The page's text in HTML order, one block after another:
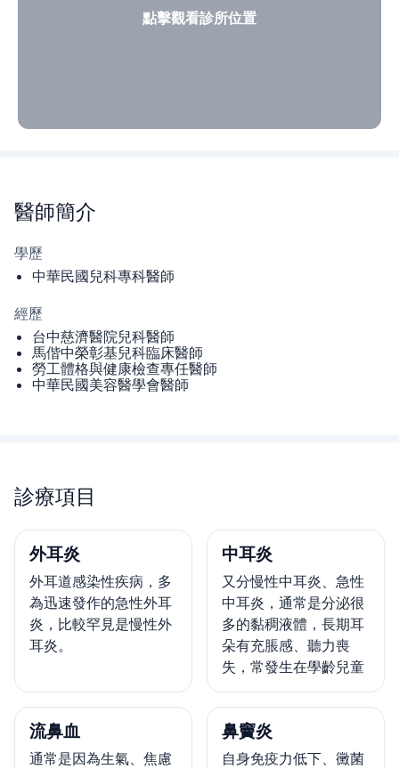
點擊觀看診所位置
醫師簡介
學歷
中華民國兒科專科醫師
經歷
台中慈濟醫院兒科醫師
馬偕中榮彰基兒科臨床醫師
勞工體格與健康檢查專任醫師
中華民國美容醫學會醫師
診療項目
外耳炎
外耳道感染性疾病，多
為迅速發作的急性外耳
炎，比較罕見是慢性外
耳炎。
中耳炎
又分慢性中耳炎、急性
中耳炎，通常是分泌很
多的黏稠液體，長期耳
朵有充脹感、聽力喪
失，常發生在學齡兒童
流鼻血
通常是因為生氣、焦慮
鼻竇炎
自身免疫力低下、黴菌